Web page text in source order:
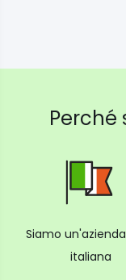
Perché
Siamo un'azienda
italiana